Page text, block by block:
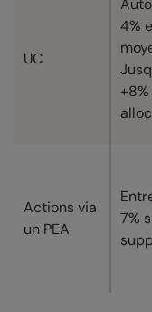
UC
4%
Actions via
un PEA
7%